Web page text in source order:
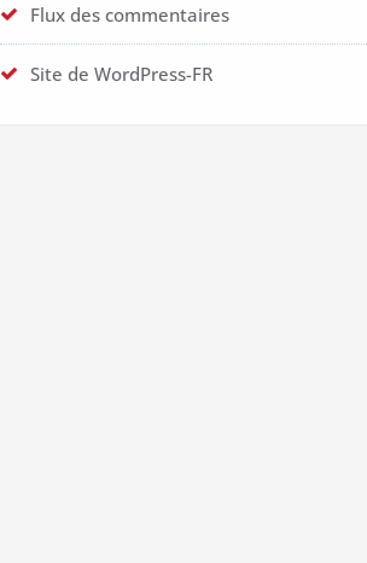
Flux des commentaires
Site de WordPress-FR